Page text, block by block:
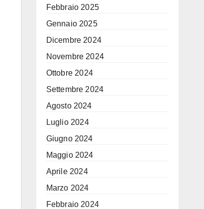
Febbraio 2025
Gennaio 2025
Dicembre 2024
Novembre 2024
Ottobre 2024
Settembre 2024
Agosto 2024
Luglio 2024
Giugno 2024
Maggio 2024
Aprile 2024
Marzo 2024
Febbraio 2024